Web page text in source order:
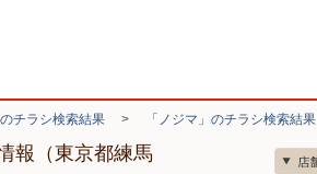
のチラシ検索結果 > 「ノジマ」のチラシ検索結果
報（東京都練馬